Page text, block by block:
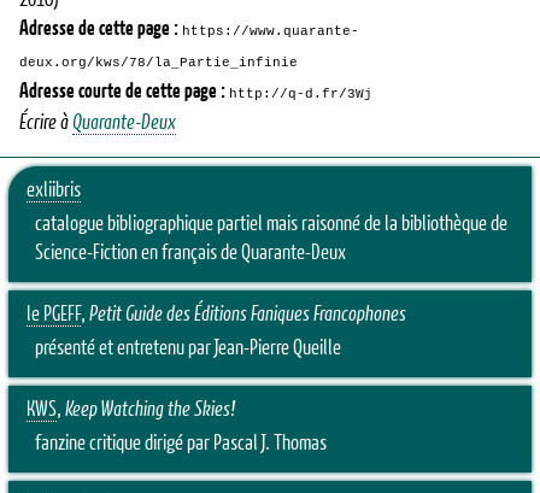
Adresse de cette page : https://www.quarante-
deux.org/kws/78/la_Partie_infinie
Adresse courte de cette page : http://q-d.fr/3Wj
Écrire à Quarante-Deux
exliibris
catalogue bibliographique partiel mais raisonné de la bibliothèque de
Science-Fiction en français de Quarante-Deux
le PGEFF, Petit Guide des Éditions Faniques Francophones
présenté et entretenu par Jean-Pierre Queille
KWS, Keep Watching the Skies!
fanzine critique dirigé par Pascal J. Thomas